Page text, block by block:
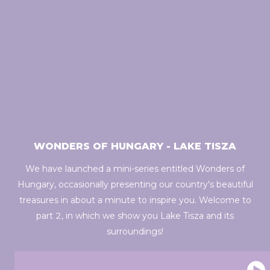
WONDERS OF HUNGARY - LAKE TISZA
We have launched a mini-series entitled Wonders of
Hungary, occasionally presenting our country's beautiful
treasures in about a minute to inspire you. Welcome to
part 2, in which we show you Lake Tisza and its
surroundings!